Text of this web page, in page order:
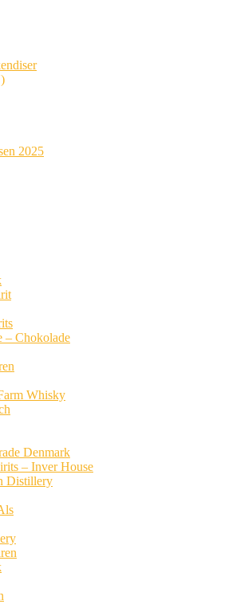
2025
– Chokolade
Whisky
Denmark
– Inver House
Distillery